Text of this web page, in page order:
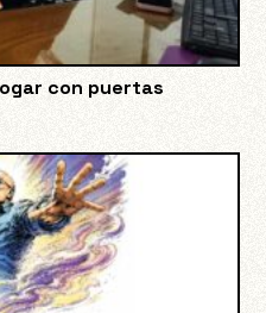
con puertas